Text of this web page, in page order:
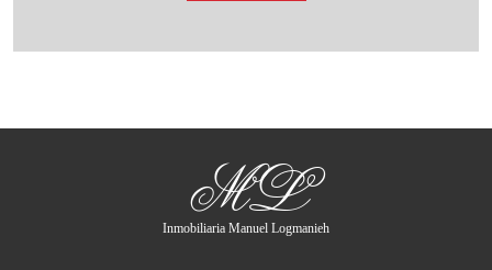
ML
Inmobiliaria Manuel Logmanieh